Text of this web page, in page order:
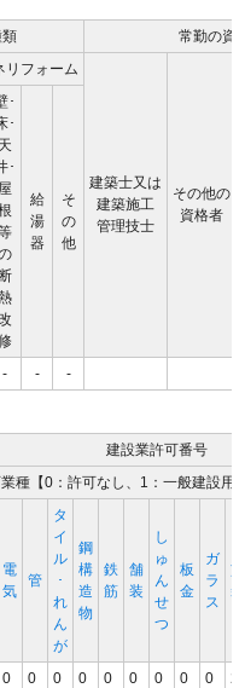
常勤の資
リフォーム
建築士又は
建築施工
管理技士
その他の
資格者
･
･
天
･
屋
断
給
湯
器
そ
の
他
- - -
建設業許可番号
種【0：許可なし、1：一般建設用
電
気
管
タ
イ
ル
･
れ
ん
が
鋼
構
造
物
鉄
筋
舗
装
し
ゅ
ん
せ
つ
板
金
ガ
ラ
ス
塗
装
0 0 0 0 0 0 0 0 0 2